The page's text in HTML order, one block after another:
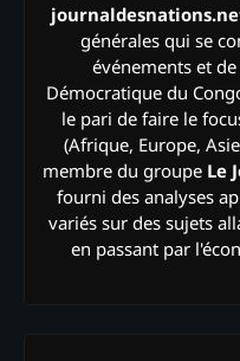
générales qui se
événements et
Démocratique du
le pari de faire le
(Afrique, Europe,
membre du groupe Le
fourni des analyses
variés sur des sujets
en passant par